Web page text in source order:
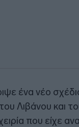
ένα νέο
Λιβάνου και
που είχε